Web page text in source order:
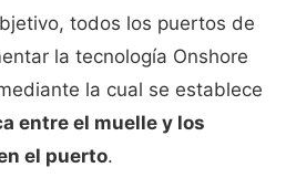
todos los puertos de
la tecnología Onshore
la cual se establece
entre el muelle y los
el puerto.